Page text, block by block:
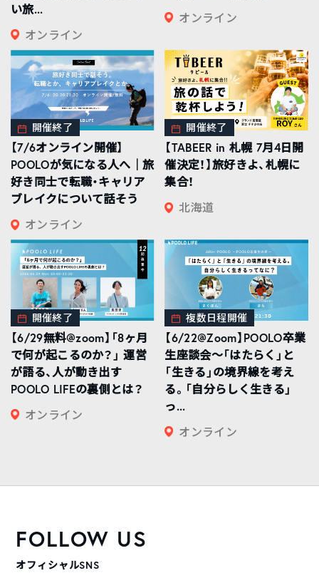
い旅...
オンライン
オンライン
開催終了
【7/6オンライン開催】
POOLOが気になる人へ｜旅
好き同士で転職・キャリア
ブレイクについて話そう
オンライン
開催終了
【TABEER in 札幌 7月4日開
催決定！】旅好きよ、札幌に
集合！
北海道
開催終了
【6/29無料@zoom】「8ヶ月
で何が起こるのか？」 運営
が語る、人が動き出す
POOLO LIFEの裏側とは？
オンライン
複数日程開催
【6/22@Zoom】POOLO卒業
生座談会〜「はたらく」と
「生きる」の境界線を考え
る。「自分らしく生きる」
っ...
オンライン
FOLLOW US
オフィシャルSNS